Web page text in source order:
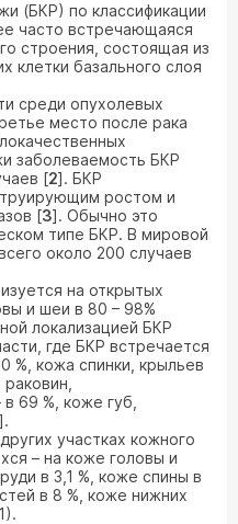
(БКР) по классификации
часто встречающаяся
строения, состоящая из
клетки базального слоя
среди опухолевых
место после рака
заболеваемость БКР
[2]. БКР
ростом и
[3]. Обычно это
типе БКР. В мировой
около 200 случаев
на открытых
и шеи в 80 – 98%
локализацией БКР
где БКР встречается
%, кожа спинки, крыльев
69 %, коже губ,
].
участках кожного
– на коже головы и
в 3,1 %, коже спины в
в 8 %, коже нижних